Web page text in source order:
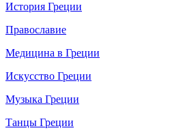
История Греции
Православие
Медицина в Греции
Искусство Греции
Музыка Греции
Танцы Греции